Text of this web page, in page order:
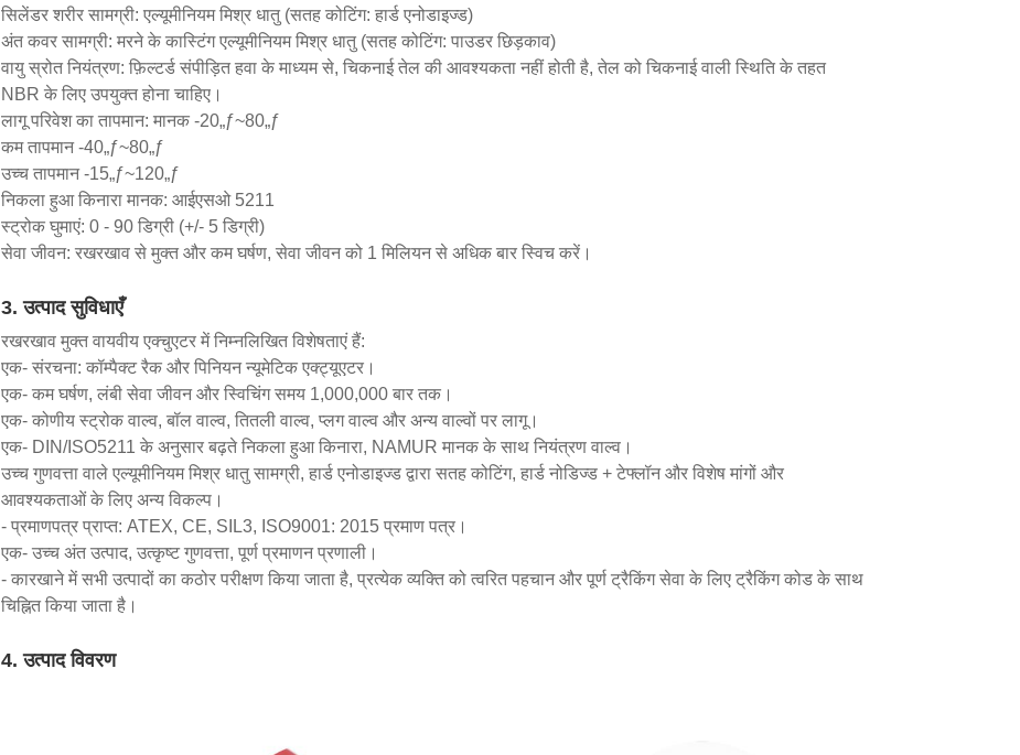
सिलेंडर शरीर सामग्री: एल्यूमीनियम मिश्र धातु (सतह कोटिंग: हार्ड एनोडाइज्ड)
अंत कवर सामग्री: मरने के कास्टिंग एल्यूमीनियम मिश्र धातु (सतह कोटिंग: पाउडर छिड़काव)
वायु स्रोत नियंत्रण: फ़िल्टर्ड संपीड़ित हवा के माध्यम से, चिकनाई तेल की आवश्यकता नहीं होती है, तेल को चिकनाई वाली स्थिति के तहत
NBR के लिए उपयुक्त होना चाहिए।
लागू परिवेश का तापमान: मानक -20„ƒ~80„ƒ
कम तापमान -40„ƒ~80„ƒ
उच्च तापमान -15„ƒ~120„ƒ
निकला हुआ किनारा मानक: आईएसओ 5211
स्ट्रोक घुमाएं: 0 - 90 डिग्री (+/- 5 डिग्री)
सेवा जीवन: रखरखाव से मुक्त और कम घर्षण, सेवा जीवन को 1 मिलियन से अधिक बार स्विच करें।
3. उत्पाद सुविधाएँ
रखरखाव मुक्त वायवीय एक्चुएटर में निम्नलिखित विशेषताएं हैं:
एक- संरचना: कॉम्पैक्ट रैक और पिनियन न्यूमेटिक एक्ट्यूएटर।
एक- कम घर्षण, लंबी सेवा जीवन और स्विचिंग समय 1,000,000 बार तक।
एक- कोणीय स्ट्रोक वाल्व, बॉल वाल्व, तितली वाल्व, प्लग वाल्व और अन्य वाल्वों पर लागू।
एक- DIN/ISO5211 के अनुसार बढ़ते निकला हुआ किनारा, NAMUR मानक के साथ नियंत्रण वाल्व।
उच्च गुणवत्ता वाले एल्यूमीनियम मिश्र धातु सामग्री, हार्ड एनोडाइज्ड द्वारा सतह कोटिंग, हार्ड नोडिज्ड + टेफ्लॉन और विशेष मांगों और
आवश्यकताओं के लिए अन्य विकल्प।
- प्रमाणपत्र प्राप्त: ATEX, CE, SIL3, ISO9001: 2015 प्रमाण पत्र।
एक- उच्च अंत उत्पाद, उत्कृष्ट गुणवत्ता, पूर्ण प्रमाणन प्रणाली।
- कारखाने में सभी उत्पादों का कठोर परीक्षण किया जाता है, प्रत्येक व्यक्ति को त्वरित पहचान और पूर्ण ट्रैकिंग सेवा के लिए ट्रैकिंग कोड के साथ
चिह्नित किया जाता है।
4. उत्पाद विवरण